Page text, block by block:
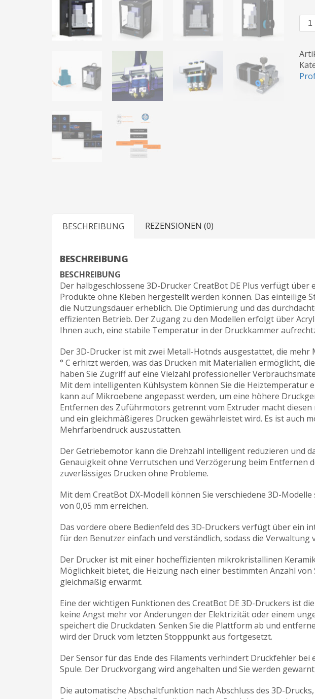
DE
3D
BESCHREIBUNG REZENSIONEN (0)
BESCHREIBUNG
BESCHREIBUNG
Der halbgeschlossene 3D-Drucker CreatBot DE Plus verfügt
Produkte ohne Kleben hergestellt werden können. Das einteilige
die Nutzungsdauer erheblich. Die Optimierung und das
effizienten Betrieb. Der Zugang zu den Modellen erfolgt über
Ihnen auch, eine stabile Temperatur in der Druckkammer
Der 3D-Drucker ist mit zwei Metall-Hotnds ausgestattet, die
° C erhitzt werden, was das Drucken mit Materialien ermöglicht,
haben Sie Zugriff auf eine Vielzahl professioneller
Mit dem intelligenten Kühlsystem können Sie die
kann auf Mikroebene angepasst werden, um eine höhere
Entfernen des Zuführmotors getrennt vom Extruder macht
und ein gleichmäßigeres Drucken gewährleistet wird. Es ist auch
Mehrfarbendruck auszustatten.
Der Getriebemotor kann die Drehzahl intelligent reduzieren und
Genauigkeit ohne Verrutschen und Verzögerung beim Entfernen
zuverlässiges Drucken ohne Probleme.
Mit dem CreatBot DX-Modell können Sie verschiedene 3D-
von 0,05 mm erreichen.
Das vordere obere Bedienfeld des 3D-Druckers verfügt über ein
für den Benutzer einfach und verständlich, sodass die Verwaltung
Der Drucker ist mit einer hocheffizienten mikrokristallinen
Möglichkeit bietet, die Heizung nach einer bestimmten Anzahl
gleichmäßig erwärmt.
Eine der wichtigen Funktionen des CreatBot DE 3D-Druckers ist
keine Angst mehr vor Änderungen der Elektrizität oder einem
speichert die Druckdaten. Senken Sie die Plattform ab und
wird der Druck vom letzten Stopppunkt aus fortgesetzt.
Der Sensor für das Ende des Filaments verhindert Druckfehler
Spule. Der Druckvorgang wird angehalten und Sie werden
Die automatische Abschaltfunktion nach Abschluss des 3D-